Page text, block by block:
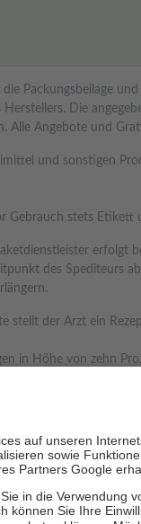
Packungsbeilage
Die
Alle Angebote und
und sonstigen
Gebrauch stets
des Spediteurs
stellt der Arzt ein
in Höhe von zehn
Online-Apotheken.
eigene Gesundheit
18. Lebensjahr
die von der